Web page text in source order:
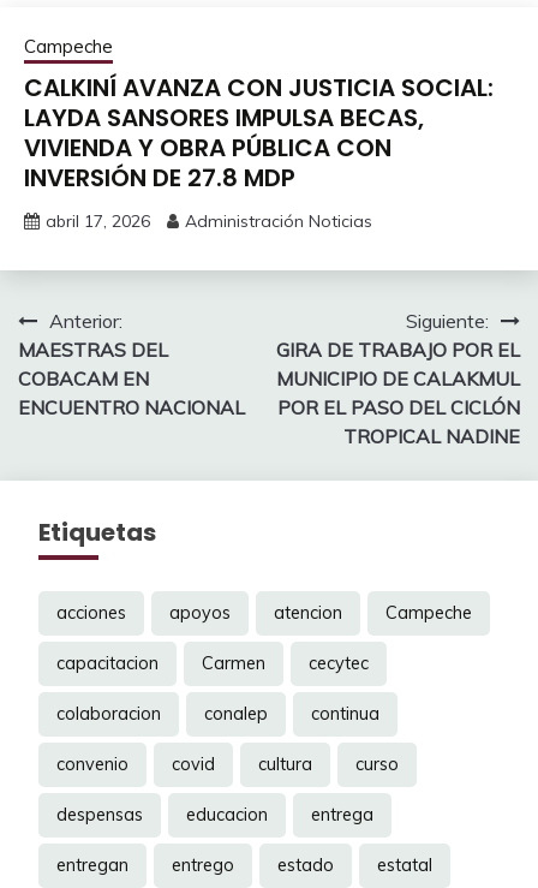
Campeche
CALKINÍ AVANZA CON JUSTICIA SOCIAL:
LAYDA SANSORES IMPULSA BECAS,
VIVIENDA Y OBRA PÚBLICA CON
INVERSIÓN DE 27.8 MDP
abril 17, 2026 Administración Noticias
Navegación
de
entradas
Anterior:
MAESTRAS DEL
COBACAM EN
ENCUENTRO NACIONAL
Siguiente:
GIRA DE TRABAJO POR EL
MUNICIPIO DE CALAKMUL
POR EL PASO DEL CICLÓN
TROPICAL NADINE
Etiquetas
acciones apoyos atencion Campeche
capacitacion Carmen cecytec
colaboracion conalep continua
convenio covid cultura curso
despensas educacion entrega
entregan entrego estado estatal